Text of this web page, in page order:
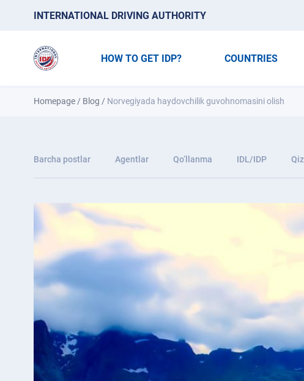
INTERNATIONAL DRIVING AUTHORITY
HOW TO GET IDP? COUNTRIES
Homepage / Blog / Norvegiyada haydovchilik guvohnomasini olish
Barcha postlar Agentlar Qo‘llanma IDL/IDP